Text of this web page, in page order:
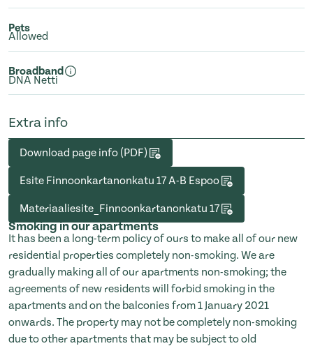
Pets
Allowed
Broadband
DNA Netti
Extra info
Download page info (PDF)
Esite Finnoonkartanonkatu 17 A-B Espoo
Materiaaliesite_Finnoonkartanonkatu 17
Smoking in our apartments
It has been a long-term policy of ours to make all of our new
residential properties completely non-smoking. We are
gradually making all of our apartments non-smoking; the
agreements of new residents will forbid smoking in the
apartments and on the balconies from 1 January 2021
onwards. The property may not be completely non-smoking
due to other apartments that may be subject to old